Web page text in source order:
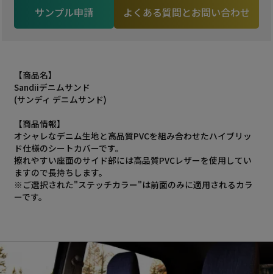
サンプル申請 よくある質問とお問い合わせ
【商品名】
Sandiiデニムサンド
(サンディ デニムサンド)
【商品情報】
オシャレなデニム生地と高品質PVCを組み合わせたハイブリッ
ド仕様のシートカバーです。
擦れやすい座面のサイド部には高品質PVCレザーを使用してい
ますので長持ちします。
※ご選択された"ステッチカラー"は前面のみに適用されるカラ
ーです。